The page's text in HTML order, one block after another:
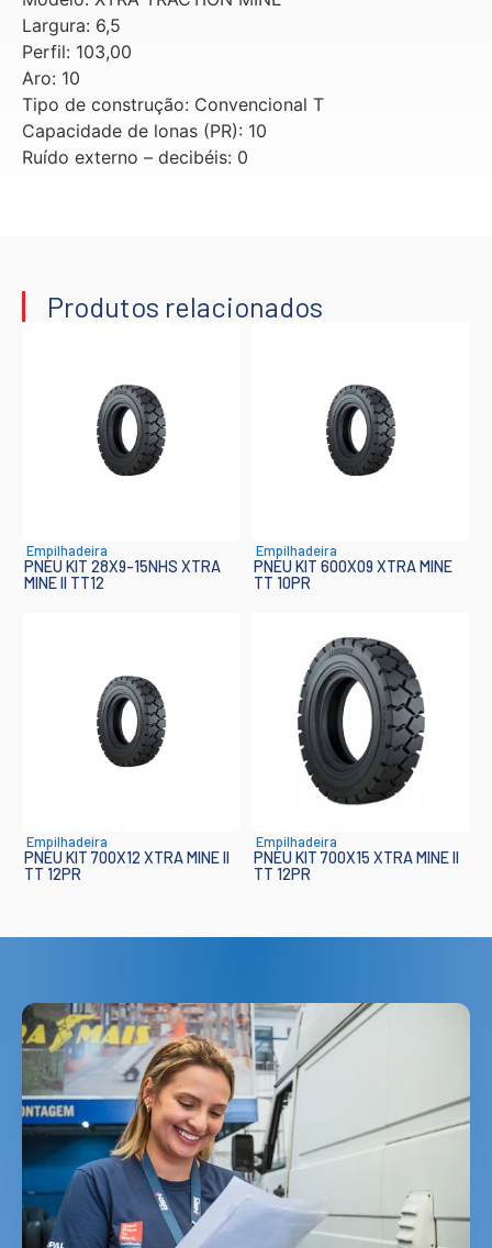
Largura: 6,5
Perfil: 103,00
Aro: 10
Tipo de construção: Convencional T
Capacidade de lonas (PR): 10
Ruído externo – decibéis: 0
Produtos relacionados
Empilhadeira
PNEU KIT 28X9-15NHS XTRA
MINE II TT12
Empilhadeira
PNEU KIT 600X09 XTRA MINE
TT 10PR
Empilhadeira
PNEU KIT 700X12 XTRA MINE II
TT 12PR
Empilhadeira
PNEU KIT 700X15 XTRA MINE II
TT 12PR